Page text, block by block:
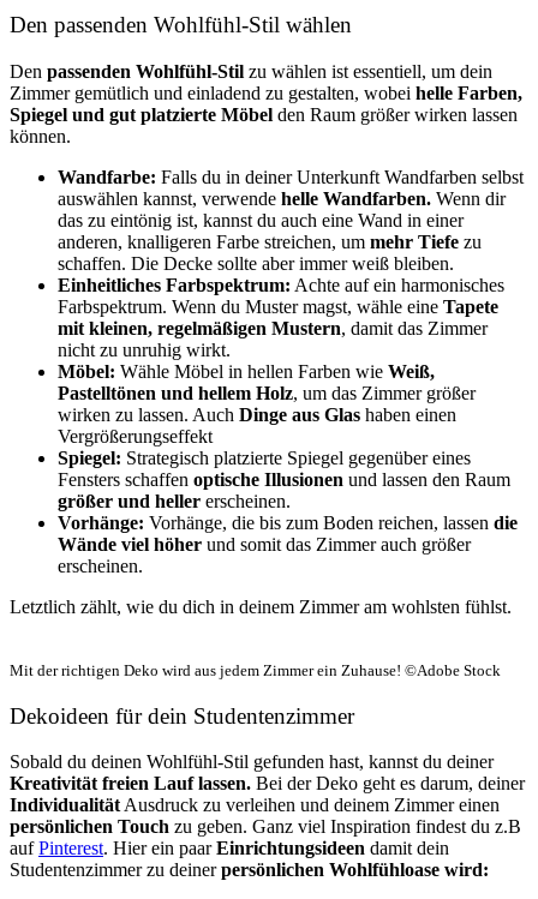
Den passenden Wohlfühl-Stil wählen
Den passenden Wohlfühl-Stil zu wählen ist essentiell, um dein
Zimmer gemütlich und einladend zu gestalten, wobei helle Farben,
Spiegel und gut platzierte Möbel den Raum größer wirken lassen
können.
Wandfarbe: Falls du in deiner Unterkunft Wandfarben selbst
auswählen kannst, verwende helle Wandfarben. Wenn dir
das zu eintönig ist, kannst du auch eine Wand in einer
anderen, knalligeren Farbe streichen, um mehr Tiefe zu
schaffen. Die Decke sollte aber immer weiß bleiben.
Einheitliches Farbspektrum: Achte auf ein harmonisches
Farbspektrum. Wenn du Muster magst, wähle eine Tapete
mit kleinen, regelmäßigen Mustern, damit das Zimmer
nicht zu unruhig wirkt.
Möbel: Wähle Möbel in hellen Farben wie Weiß,
Pastelltönen und hellem Holz, um das Zimmer größer
wirken zu lassen. Auch Dinge aus Glas haben einen
Vergrößerungseffekt
Spiegel: Strategisch platzierte Spiegel gegenüber eines
Fensters schaffen optische Illusionen und lassen den Raum
größer und heller erscheinen.
Vorhänge: Vorhänge, die bis zum Boden reichen, lassen die
Wände viel höher und somit das Zimmer auch größer
erscheinen.
Letztlich zählt, wie du dich in deinem Zimmer am wohlsten fühlst.
Mit der richtigen Deko wird aus jedem Zimmer ein Zuhause! ©Adobe Stock
Dekoideen für dein Studentenzimmer
Sobald du deinen Wohlfühl-Stil gefunden hast, kannst du deiner
Kreativität freien Lauf lassen. Bei der Deko geht es darum, deiner
Individualität Ausdruck zu verleihen und deinem Zimmer einen
persönlichen Touch zu geben. Ganz viel Inspiration findest du z.B
aufPinterest. Hier ein paarEinrichtungsideen damit dein
Studentenzimmer zu deinerpersönlichen Wohlfühloase wird: